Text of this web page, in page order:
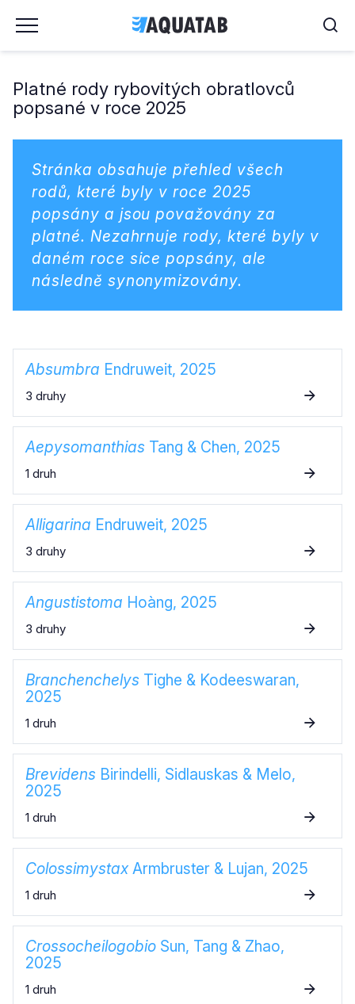
Platné rody rybovitých obratlovců
popsané v roce 2025
Stránka obsahuje přehled všech
rodů, které byly v roce 2025
popsány a jsou považovány za
platné. Nezahrnuje rody, které byly v
daném roce sice popsány, ale
následně synonymizovány.
Absumbra Endruweit, 2025
3 druhy
Aepysomanthias Tang & Chen, 2025
1 druh
Alligarina Endruweit, 2025
3 druhy
Angustistoma Hoàng, 2025
3 druhy
Branchenchelys Tighe & Kodeeswaran,
2025
1 druh
Brevidens Birindelli, Sidlauskas & Melo,
2025
1 druh
Colossimystax Armbruster & Lujan, 2025
1 druh
Crossocheilogobio Sun, Tang & Zhao,
2025
1 druh